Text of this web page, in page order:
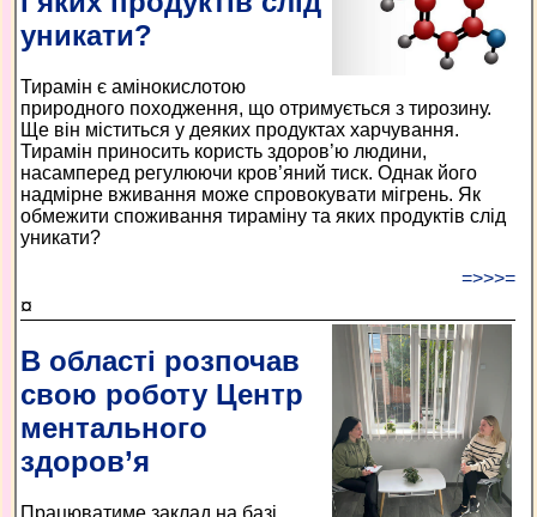
уникати?
Тирамін є амінокислотою
природного походження, що отримується з тирозину.
Ще він міститься у деяких продуктах харчування.
Тирамін приносить користь здоров’ю людини,
насамперед регулюючи кров’яний тиск. Однак його
надмірне вживання може спровокувати мігрень. Як
обмежити споживання тираміну та яких продуктів слід
уникати?
=>>>=
¤
В області розпочав
свою роботу Центр
ментального
здоров’я
Працюватиме заклад на базі